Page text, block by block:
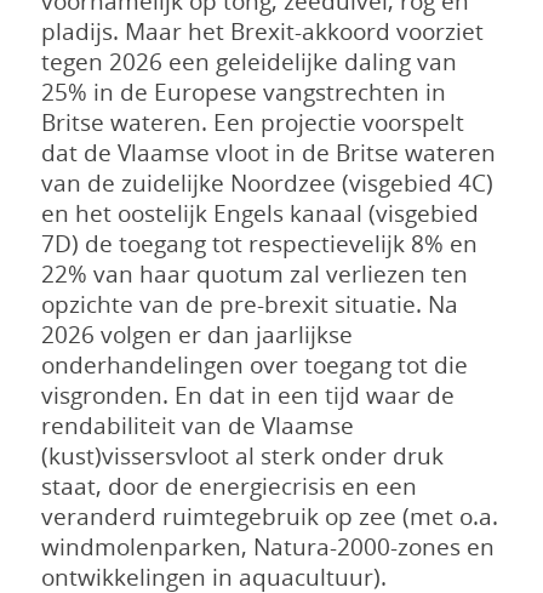
pladijs. Maar het Brexit-akkoord voorziet
tegen 2026 een geleidelijke daling van
25% in de Europese vangstrechten in
Britse wateren. Een projectie voorspelt
dat de Vlaamse vloot in de Britse wateren
van de zuidelijke Noordzee (visgebied 4C)
en het oostelijk Engels kanaal (visgebied
7D) de toegang tot respectievelijk 8% en
22% van haar quotum zal verliezen ten
opzichte van de pre-brexit situatie. Na
2026 volgen er dan jaarlijkse
onderhandelingen over toegang tot die
visgronden. En dat in een tijd waar de
rendabiliteit van de Vlaamse
(kust)vissersvloot al sterk onder druk
staat, door de energiecrisis en een
veranderd ruimtegebruik op zee (met o.a.
windmolenparken, Natura-2000-zones en
ontwikkelingen in aquacultuur).